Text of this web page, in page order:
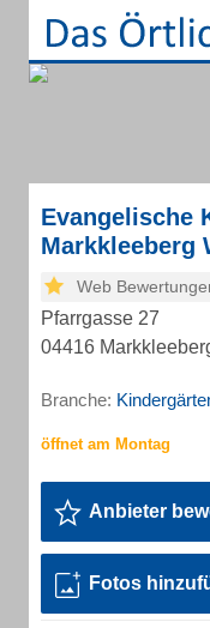
Evangelische
Markkleeberg
Web
Pfarrgasse 27
04416
Branche:
Anbieter
Fotos